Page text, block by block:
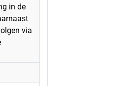
in de
via